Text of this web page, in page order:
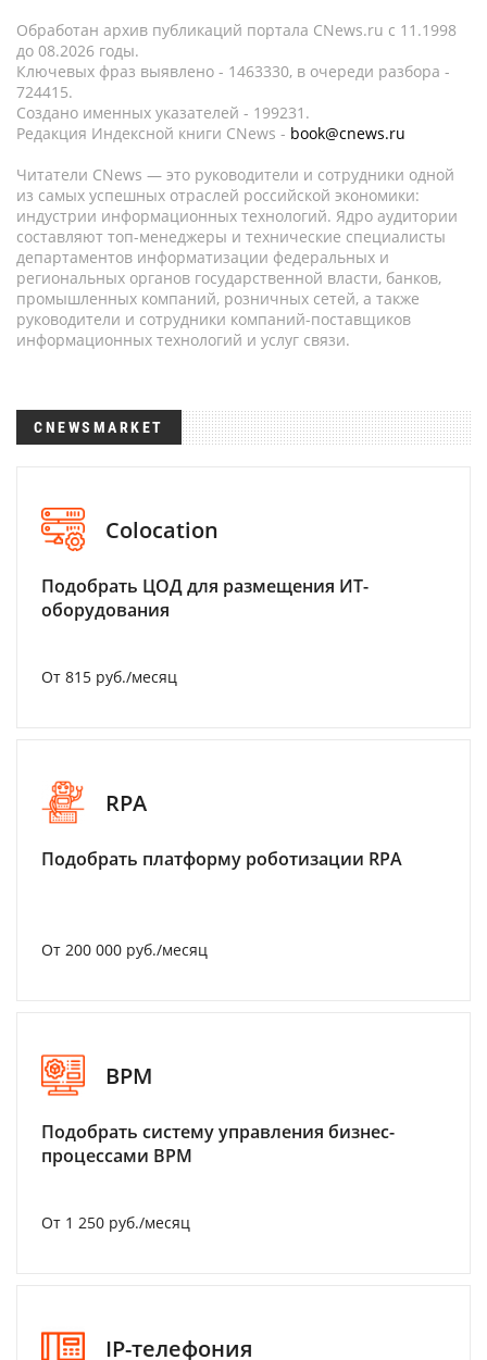
Обработан архив публикаций портала CNews.ru c 11.1998
до 08.2026 годы.
Ключевых фраз выявлено - 1463330, в очереди разбора -
724415.
Создано именных указателей - 199231.
Редакция Индексной книги CNews - book@cnews.ru
Читатели CNews — это руководители и сотрудники одной
из самых успешных отраслей российской экономики:
индустрии информационных технологий. Ядро аудитории
составляют топ-менеджеры и технические специалисты
департаментов информатизации федеральных и
региональных органов государственной власти, банков,
промышленных компаний, розничных сетей, а также
руководители и сотрудники компаний-поставщиков
информационных технологий и услуг связи.
CNEWSMARKET
Colocation
Подобрать ЦОД для размещения ИТ-
оборудования
От 815 руб./месяц
RPA
Подобрать платформу роботизации RPA
От 200 000 руб./месяц
BPM
Подобрать систему управления бизнес-
процессами BPM
От 1 250 руб./месяц
IP-телефония